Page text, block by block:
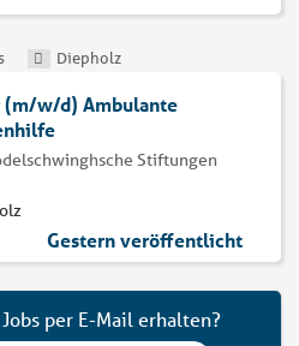
Diepholz
(m/w/d) Ambulante
Stiftungen
Gestern veröffentlicht
per E-Mail erhalten?